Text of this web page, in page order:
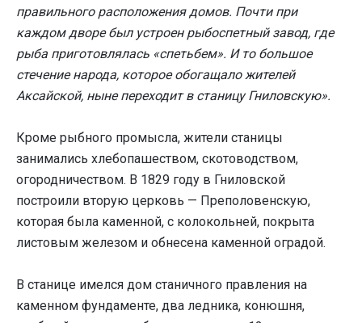
правильного расположения домов. Почти при
каждом дворе был устроен рыбоспетный завод, где
рыба приготовлялась «спетьбем». И то большое
стечение народа, которое обогащало жителей
Аксайской, ныне переходит в станицу Гниловскую».
Кроме рыбного промысла, жители станицы
занимались хлебопашеством, скотоводством,
огородничеством. В 1829 году в Гниловской
построили вторую церковь — Преполовенскую,
которая была каменной, с колокольней, покрыта
листовым железом и обнесена каменной оградой.
В станице имелся дом станичного правления на
каменном фундаменте, два ледника, конюшня,